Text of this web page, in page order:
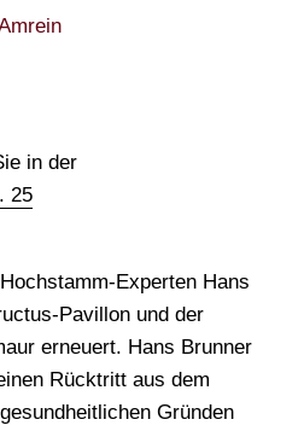
in der
25
Experten Hans
Pavillon und der
erneuert. Hans Brunner
Rücktritt aus dem
Gründen